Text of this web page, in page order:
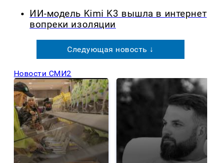
ИИ-модель Kimi K3 вышла в интернет
вопреки изоляции
Следующая новость ↓
Новости СМИ2